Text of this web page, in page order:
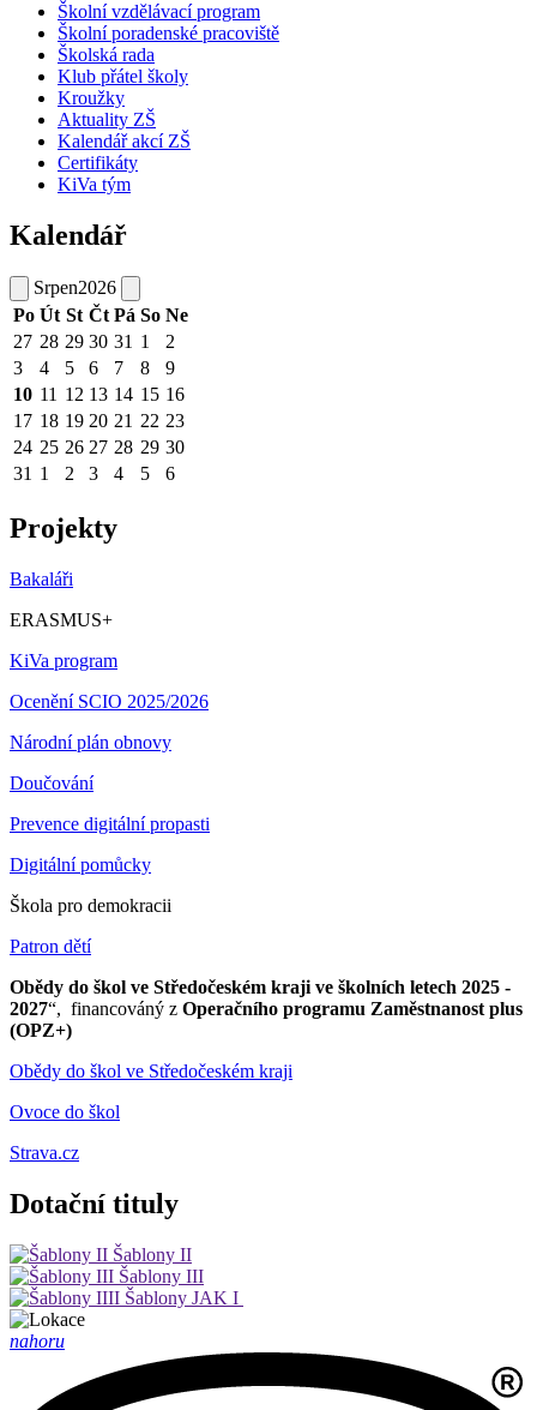
Školní vzdělávací program
Školní poradenské pracoviště
Školská rada
Klub přátel školy
Kroužky
Aktuality ZŠ
Kalendář akcí ZŠ
Certifikáty
KiVa tým
Kalendář
Srpen2026
Po Út St Čt Pá So Ne
27 28 29 30 31 1
2
3
4 5 6 7 8
9
10 11 12 13 14 15 16
17 18 19 20 21 22 23
24 25 26 27 28 29 30
31 1 2 3 4 5 6
Projekty
Bakaláři
ERASMUS+
KiVa program
Ocenění SCIO 2025/2026
Národní plán obnovy
Doučování
Prevence digitální propasti
Digitální pomůcky
Škola pro demokracii
Patron dětí
Obědy do škol ve Středočeském kraji ve školních letech 2025 -
2027“, financováný z Operačního programu Zaměstnanost plus
(OPZ+)
Obědy do škol ve Středočeském kraji
Ovoce do škol
Strava.cz
Dotační tituly
Šablony II
Šablony III
Šablony JAK I
nahoru